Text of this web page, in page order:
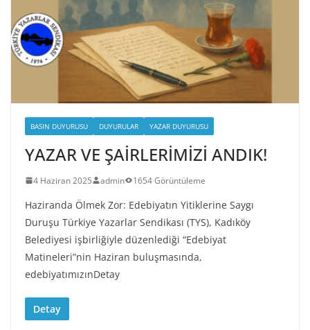
BASIN DUYURUSU DUYURULAR YAZAR DUYURUSU
YAZAR VE ŞAİRLERİMİZİ ANDIK!
4 Haziran 2025 admin 1654 Görüntüleme
Haziranda Ölmek Zor: Edebiyatın Yitiklerine Saygı
Duruşu Türkiye Yazarlar Sendikası (TYS), Kadıköy
Belediyesi işbirliğiyle düzenlediği “Edebiyat
Matineleri”nin Haziran buluşmasında,
edebiyatımızınDetay
Detay